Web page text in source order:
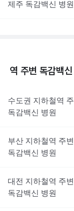
제주 독감백신 병원
역 주변 독감백신
수도권 지하철역
독감백신
병원
부산 지하철역 주변
독감백신
병원
대전 지하철역 주변
독감백신
병원